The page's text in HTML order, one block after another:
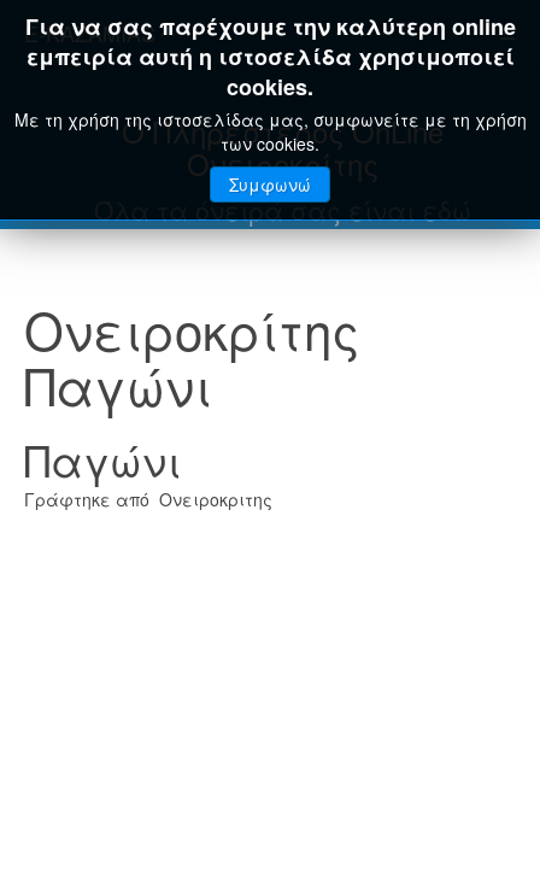
E-KAZAMIAS
Για να σας παρέχουμε την καλύτερη online
εμπειρία αυτή η ιστοσελίδα χρησιμοποιεί
cookies.
Με τη χρήση της ιστοσελίδας μας, συμφωνείτε με τη χρήση
των cookies.
Συμφωνώ
Ο Πληρέστερος OnLine
Ονειροκρίτης
Όλα τα όνειρά σας είναι εδώ
Ονειροκρίτης
Παγώνι
Παγώνι
Γράφτηκε από Ονειροκριτης